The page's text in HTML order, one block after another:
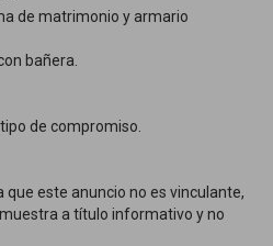
de matrimonio y armario
bañera.
de compromiso.
que este anuncio no es vinculante,
a título informativo y no